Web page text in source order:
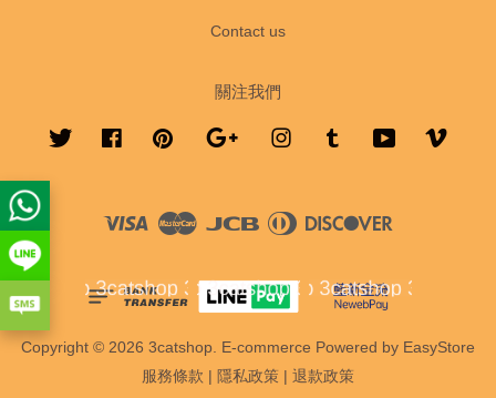
Contact us
關注我們
Twitter FacebookPinterest Google InstagramTumblr YouTube
Visa Master JCB
Diners
Copyright © 2026 3catshop. E-commerce Powered by EasyStore
服務條款
隱私政策 退款政策